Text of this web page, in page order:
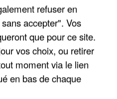
refuser en
accepter". Vos
que pour ce site.
vos choix, ou retirer
moment via le lien
en bas de chaque